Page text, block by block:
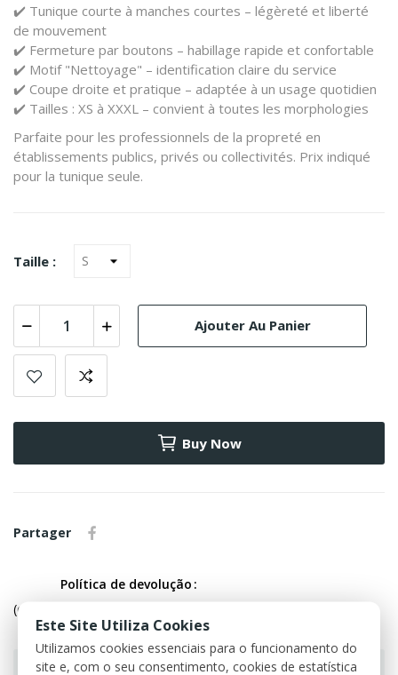
✔️ Tunique courte à manches courtes – légèreté et liberté
de mouvement
✔️ Fermeture par boutons – habillage rapide et confortable
✔️ Motif "Nettoyage" – identification claire du service
✔️ Coupe droite et pratique – adaptée à un usage quotidien
✔️ Tailles : XS à XXXL – convient à toutes les morphologies
Parfaite pour les professionnels de la propreté en
établissements publics, privés ou collectivités. Prix indiqué
pour la tunique seule.
Taille :
Ajouter Au Panier
Buy Now
Partager
Política de devolução
(editar com o módulo Customer Reassurance)
Este Site Utiliza Cookies
Utilizamos cookies essenciais para o funcionamento do
site e, com o seu consentimento, cookies de estatística